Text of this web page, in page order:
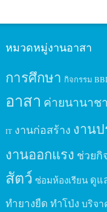
หมวดหมู่งานอาสา
การศึกษา กิจกรรม
อาสา ค่ายนานาช
IT งานก่อสร้าง งาน
งานออกแรง ช่วยกิ
สัตว์ ซ่อมห้องเรียน ดูแ
ทำยางยืด ทำโป่ง บริจา